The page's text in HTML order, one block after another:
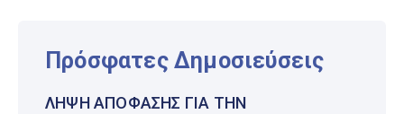
Πρόσφατες Δημοσιεύσεις
ΛΉΨΗ ΑΠΌΦΑΣΗΣ ΓΙΑ ΤΗΝ